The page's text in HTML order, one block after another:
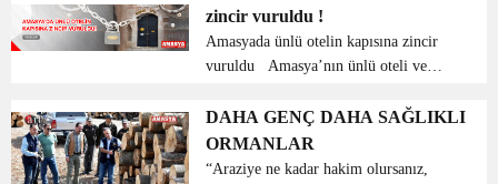
merkezlerde bulunan süt alım merkezi
çalışanlarının aylık yaptıklar...
zincir vuruldu !
Amasyada ünlü otelin kapısına zincir
vuruldu Amasya’nın ünlü oteli ve
kapısına zincir vuruldu. Amasya
merkezde bulunan Amasya Taşhan’ı;
dönemin mutasarrıfı Rah...
DAHA GENÇ DAHA SAĞLIKLI
ORMANLAR
“Araziye ne kadar hakim olursanız,